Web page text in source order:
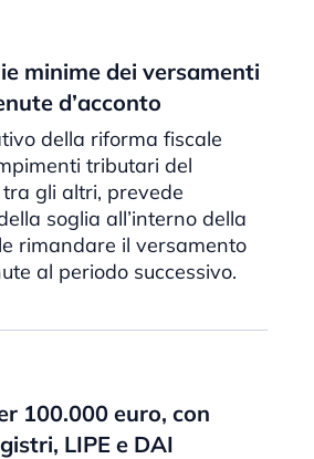
minime dei versamenti
d’acconto
della riforma fiscale
tributari del
gli altri, prevede
soglia all’interno della
rimandare il versamento
al periodo successivo.
100.000 euro, con
LIPE e DAI